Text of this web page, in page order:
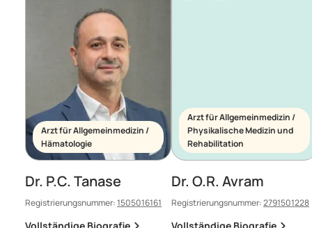
Arzt für Allgemeinmedizin /
Hämatologie
Dr. P.C. Tanase
Registrierungsnummer:1505016161
Arzt für Allgemeinmedizin /
Physikalische Medizin und
Rehabilitation
Dr. O.R. Avram
Registrierungsnummer:2791501228